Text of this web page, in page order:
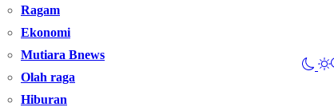
Ragam
Ekonomi
Mutiara Bnews
Olah raga
Hiburan